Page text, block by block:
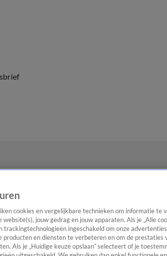
cookies en vergelijkbare technieken om informatie te
jouw gedrag en jouw apparaten. Als je „Alle
trackingtechnologieën ingeschakeld om onze
producten en diensten te verbeteren en om de prestaties
Als je „Huidige keuze opslaan” selecteert of je